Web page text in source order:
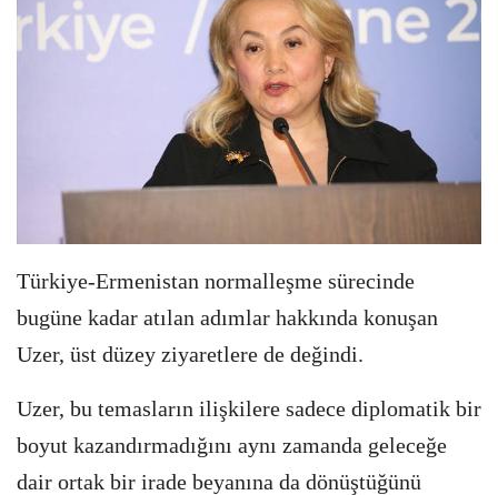
Türkiye-Ermenistan normalleşme sürecinde
bugüne kadar atılan adımlar hakkında konuşan
Uzer, üst düzey ziyaretlere de değindi.
Uzer, bu temasların ilişkilere sadece diplomatik bir
boyut kazandırmadığını aynı zamanda geleceğe
dair ortak bir irade beyanına da dönüştüğünü